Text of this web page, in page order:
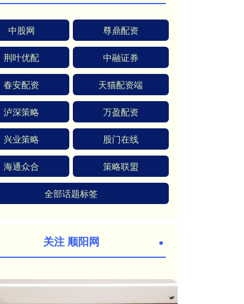
中股网 尊鼎配资
荆叶优配 中融证券
春安配资 天猫配资端
泸深策略 万盈配资
兴业策略 股门在线
海通众合 策略联盟
全部话题标签
关注 顺阳网